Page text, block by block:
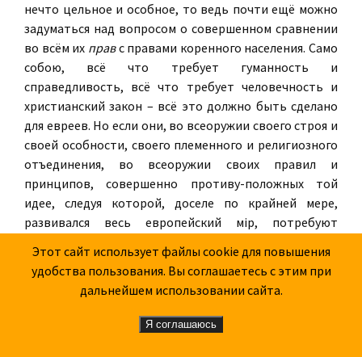
нечто цельное и особное, то ведь почти ещё можно
задуматься над вопросом о совершенном сравнении
во всём их правс правами коренного населения. Само
собою, всё что требует гуманность и
справедливость, всё что требует человечность и
христианский закон – всё это должно быть сделано
для евреев. Но если они, во всеоружии своего строя и
своей особности, своего племенного и религиозного
отъединения, во всеоружии своих правил и
принципов, совершенно противу-положных той
идее, следуя которой, доселе по крайней мере,
развивался весь европейский мiр, потребуют
коренным населением, то – не получат ли они уже
тогда нечто большее, нечто лишнее, нечто
верховное против самого коренного даже населения?
Тут, конечно, укажут на других инородцев: «Что вот,
Этот сайт использует файлы cookie для повышения
удобства пользования. Вы соглашаетесь с этим при
дальнейшем использовании сайта.
Я соглашаюсь